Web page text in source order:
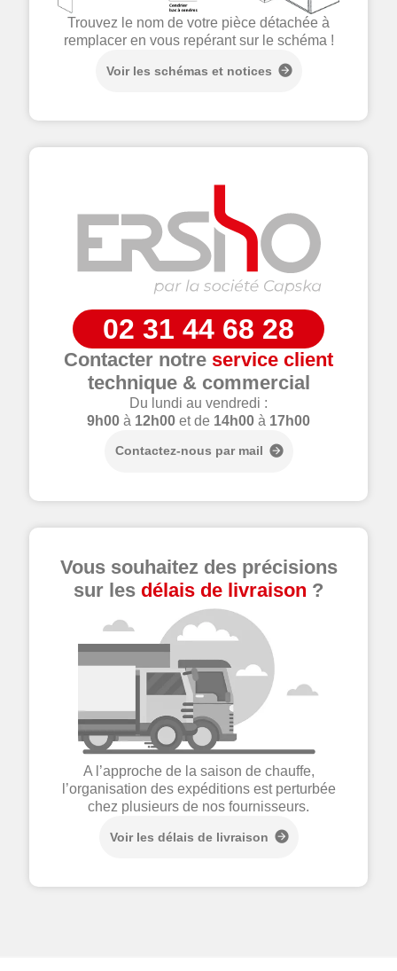
Trouvez le nom de votre pièce détachée à
remplacer en vous repérant sur le schéma !
Voir les schémas et notices
02 31 44 68 28
Contacter notre service client
technique & commercial
Du lundi au vendredi :
9h00 à 12h00 et de 14h00 à 17h00
Contactez-nous par mail
Vous souhaitez des précisions
sur les délais de livraison ?
A l’approche de la saison de chauffe,
l’organisation des expéditions est perturbée
chez plusieurs de nos fournisseurs.
Voir les délais de livraison